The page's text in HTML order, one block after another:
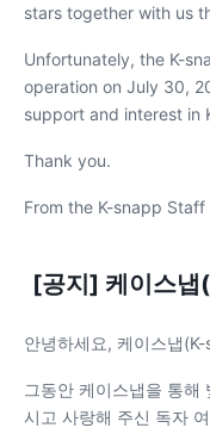
stars together with us
Unfortunately, the K-
operation on July 30,
support and interest in
Thank you.
From the K-snapp Staff
[공지] 케이스
안녕하세요, 케이스냅
그동안 케이스냅을 통해
시고 사랑해 주신 독자